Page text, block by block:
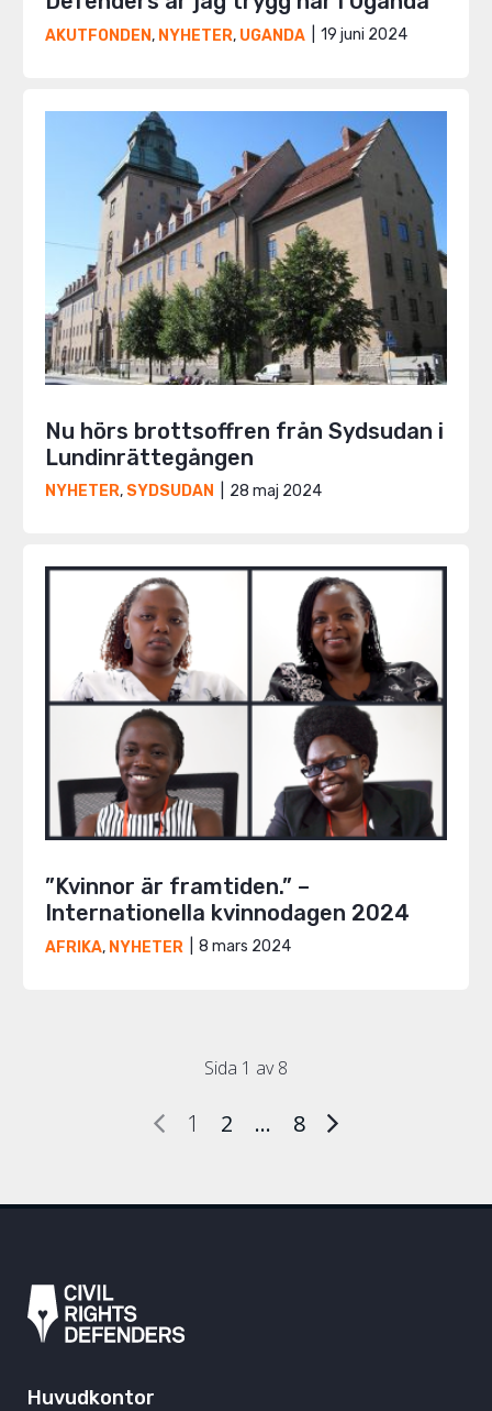
AKUTFONDEN, NYHETER, UGANDA 19 juni 2024
Nu hörs brottsoffren från Sydsudan i
Lundinrättegången
NYHETER, SYDSUDAN 28 maj 2024
”Kvinnor är framtiden.” –
Internationella kvinnodagen 2024
AFRIKA, NYHETER 8 mars 2024
Sida 1 av 8
1 2 … 8
Huvudkontor